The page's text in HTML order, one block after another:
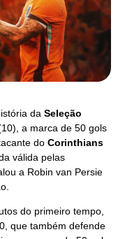
da Seleção
a marca de 50 gols
do Corinthians
válida pelas
a Robin van Persie
do primeiro tempo,
que também defende